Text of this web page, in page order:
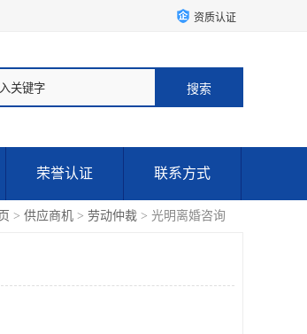
资质认证
荣誉认证 联系方式
> 供应商机 > 劳动仲裁 > 光明离婚咨询